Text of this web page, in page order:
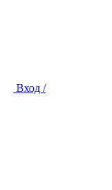
Вход /